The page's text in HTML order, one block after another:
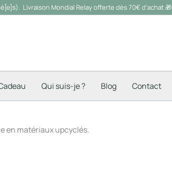
Livraison Mondial Relay offerte dès 70€ d'achat 🎁
Qui suis-je ? Blog Contact
en matériaux upcyclés.